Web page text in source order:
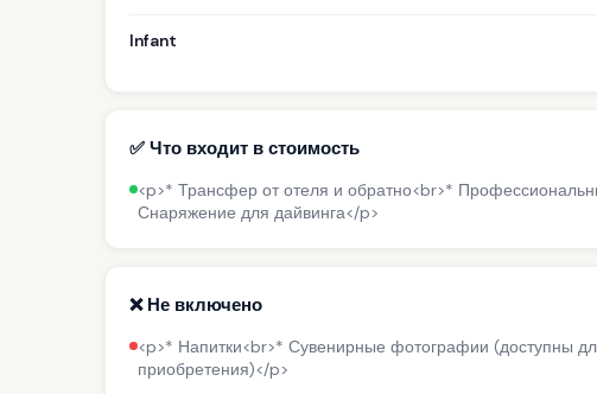
Infant
✅ Что входит в стоимость
<p>* Трансфер от отеля и обратно<br>*
Снаряжение для дайвинга</p>
❌ Не включено
<p>* Напитки<br>* Сувенирные фотографии (доступны
приобретения)</p>